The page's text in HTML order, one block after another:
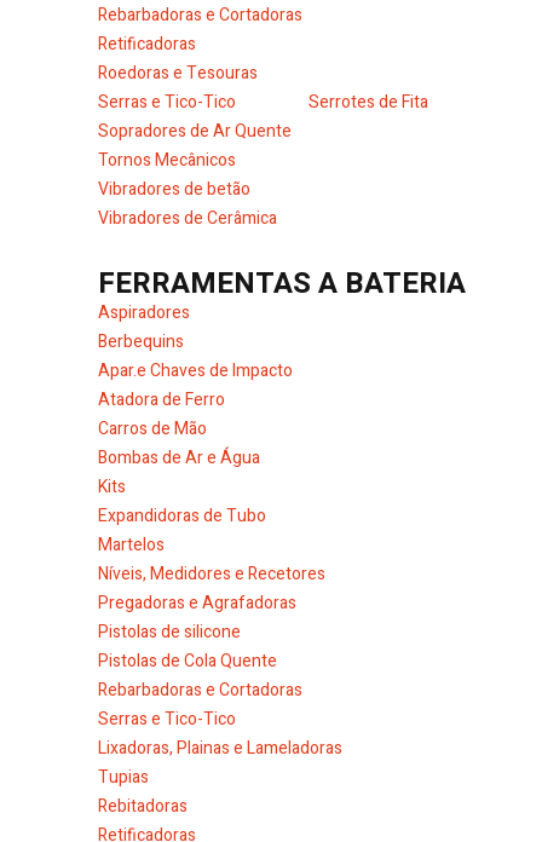
Rebarbadoras e Cortadoras
Retificadoras
Roedoras e Tesouras
Serras e Tico-Tico
Serrotes de Fita
Sopradores de Ar Quente
Tornos Mecânicos
Vibradores de betão
Vibradores de Cerâmica
FERRAMENTAS A BATERIA
Aspiradores
Berbequins
Apar.e Chaves de Impacto
Atadora de Ferro
Carros de Mão
Bombas de Ar e Água
Kits
Expandidoras de Tubo
Martelos
Níveis, Medidores e Recetores
Pregadoras e Agrafadoras
Pistolas de silicone
Pistolas de Cola Quente
Rebarbadoras e Cortadoras
Serras e Tico-Tico
Lixadoras, Plainas e Lameladoras
Tupias
Rebitadoras
Retificadoras